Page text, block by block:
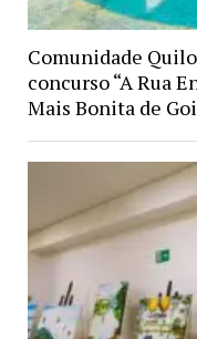
Comunidade
concurso “A Rua
Mais Bonita de